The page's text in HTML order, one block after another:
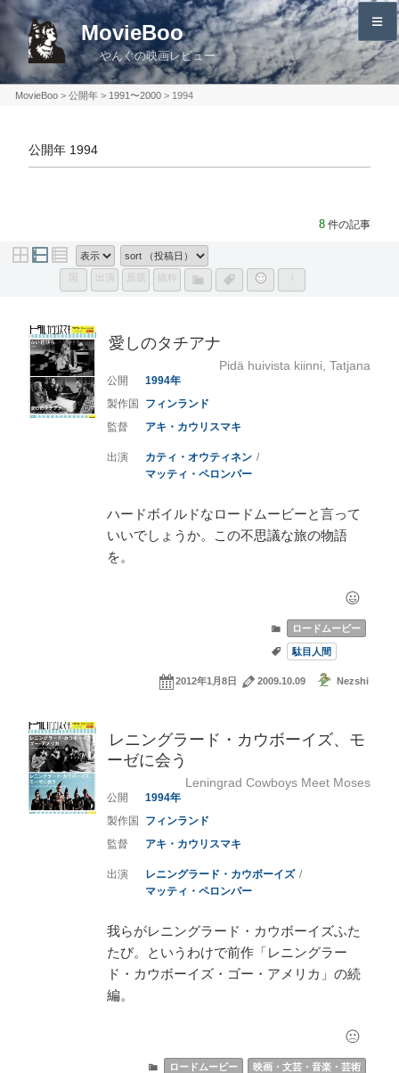
テ
ン
MovieBoo
やんぐの映画レビュー
MovieBoo> 公開年> 1991〜2000> 1994
公開年 1994
8 件の記事
国 出演 原題 抜粋 i
愛しのタチアナ
Pidä huivista kiinni, Tatjana
1994
フィンランド
アキ・カウリスマキ
カティ・オウティネン
マッティ・ペロンパー
ハードボイルドなロードムービーと言って
いいでしょうか。この不思議な旅の物語
を。
ロードムービー
駄目人間
2012年1月8日 2009.10.09 Nezshi
レニングラード・カウボーイズ、モ
ーゼに会う
Leningrad Cowboys Meet Moses
1994
フィンランド
アキ・カウリスマキ
レニングラード・カウボーイズ
マッティ・ペロンパー
我らがレニングラード・カウボーイズふた
たび。というわけで前作「レニングラー
ド・カウボーイズ・ゴー・アメリカ」の続
編。
ロードムービー 映画・文芸・音楽・芸術